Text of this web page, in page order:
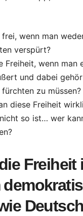
frei, wenn man
verspürt?
Freiheit, wenn man
und dabei
zu müssen?
diese Freiheit
so ist… wer
Freiheit